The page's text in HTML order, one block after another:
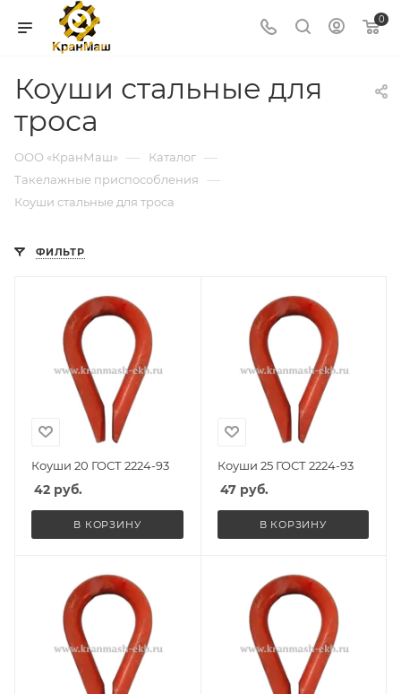
0
Коуши стальные для
троса
ООО «КранМаш» — Каталог —
Такелажные приспособления —
Коуши стальные для троса
ФИЛЬТР
Коуши 20 ГОСТ 2224-93
42 руб.
В КОРЗИНУ
Коуши 25 ГОСТ 2224-93
47руб.
В КОРЗИНУ